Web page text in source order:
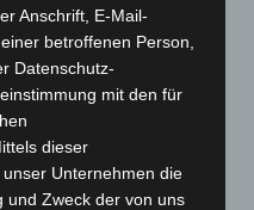
Barbara-
zeigt ihre Werke im
Depot Isernhagen
startet
West und
Anschrift, E-Mail-
betroffenen Person,
Datenschutz-
mit den für
dieser
Unternehmen die
und Zweck der von uns